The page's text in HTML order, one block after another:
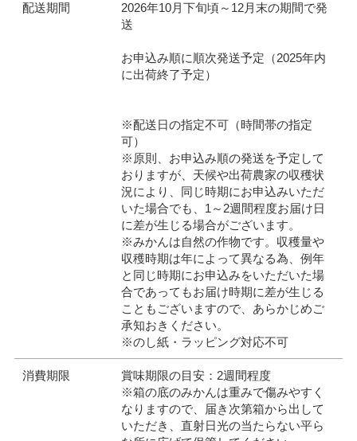
配送期間
2026年10月下旬頃～12月末の期間で発
送
お申込み順に順次発送予定（2025年内
に出荷終了予定）
※配送日の指定不可（時間帯の指定
可）
※原則、お申込み順の発送を予定して
おりますが、天候や出荷農家の収穫状
況により、同じ時期にお申込みいただ
いた場合でも、1～2週間程度お届け日
に差が生じる場合がございます。
※みかんは自然の作物です。収穫量や
収穫時期は年によって異なる為、例年
と同じ時期にお申込みをいただいた場
合であってもお届け時期に差が生じる
こともございますので、あらかじめご
承知おきください。
※のし紙・ラッピング対応不可
消費期限
賞味期限の目安：2週間程度
※箱の底のみかんは重みで傷みやすく
なりますので、届き次第箱から出して
いただき、直射日光の当たらない平ら